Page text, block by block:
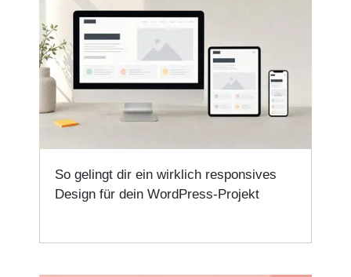
So gelingt dir ein wirklich responsives
Design für dein WordPress-Projekt